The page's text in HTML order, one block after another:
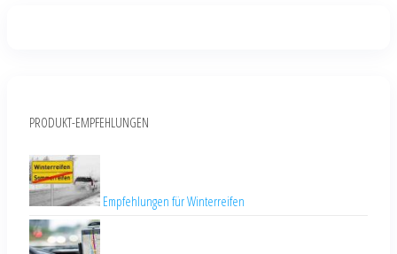
PRODUKT-EMPFEHLUNGEN
Empfehlungen für Winterreifen